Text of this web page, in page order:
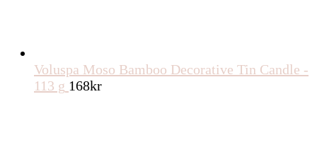
Voluspa Moso Bamboo Decorative Tin Candle -
113 g 168kr